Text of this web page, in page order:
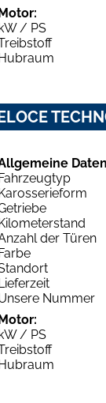
/ PS
der Türen
Nummer
/ PS